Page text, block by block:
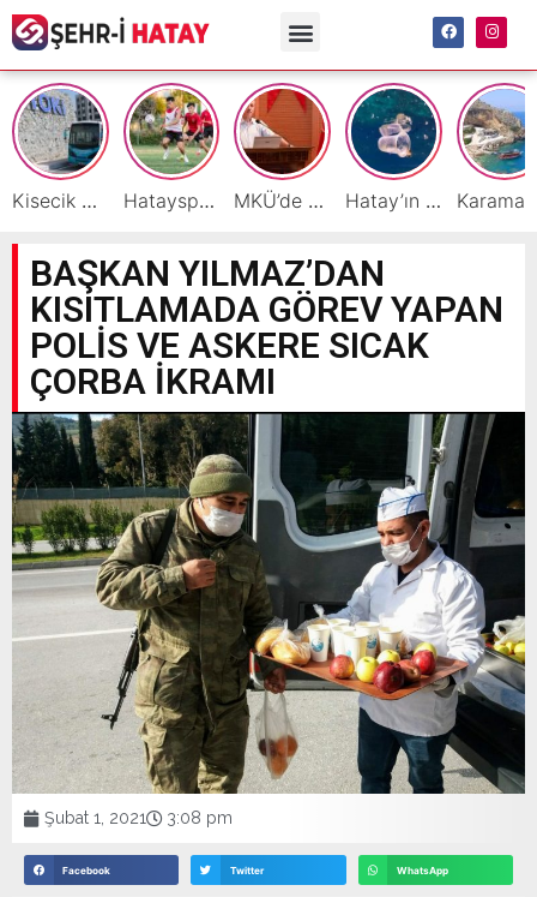
Kisecik TOKİ’lere Toplu Ulaşım Hizmeti Başladı Hatayspor’daki büyük kriz gençler için büyük bir fırsat MKÜ’de BAP ve TÜBİTAK 1001 Projeleri Masaya Yatırıldı Hatay’ın Deniz ve Sahillerini Kirleten Tesislere Ceza Yağdı!
BAŞKAN YILMAZ’DAN
KISITLAMADA GÖREV YAPAN
POLİS VE ASKERE SICAK
ÇORBA İKRAMI
Şubat 1, 2021 3:08 pm
Facebook Twitter WhatsApp